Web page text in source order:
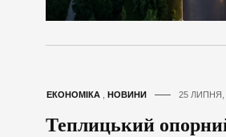
ЕКОНОМІКА НОВИНИ 25 ЛИПНЯ,
Теплицький